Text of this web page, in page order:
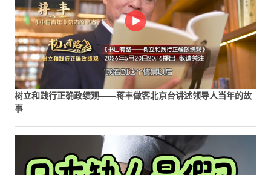
树立和践行正确政绩观——蒋丰做客北京台讲述领导人当年的故
事